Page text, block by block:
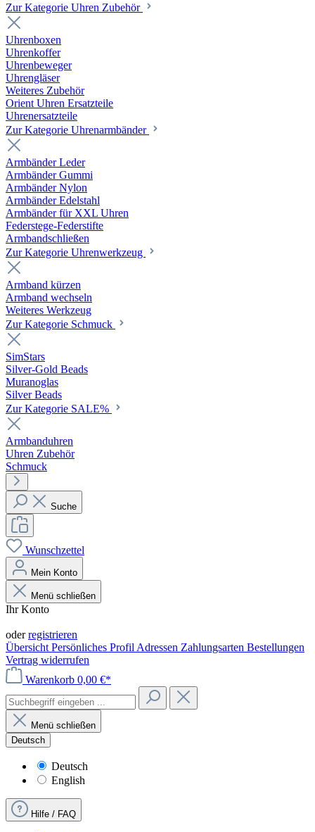
Zur Kategorie Uhren Zubehör
Uhrenboxen
Uhrenkoffer
Uhrenbeweger
Uhrengläser
Weiteres Zubehör
Orient Uhren Ersatzteile
Uhrenersatzteile
Zur Kategorie Uhrenarmbänder
Armbänder Leder
Armbänder Gummi
Armbänder Nylon
Armbänder Edelstahl
Armbänder für XXL Uhren
Federstege-Federstifte
Armbandschließen
Zur Kategorie Uhrenwerkzeug
Armband kürzen
Armband wechseln
Weiteres Werkzeug
Zur Kategorie Schmuck
SimStars
Silver-Gold Beads
Muranoglas
Silver Beads
Zur Kategorie SALE%
Armbanduhren
Uhren Zubehör
Schmuck
Suche
Wunschzettel
Mein Konto
Menü schließen
Ihr Konto
oderregistrieren
Übersicht Persönliches Profil Adressen Zahlungsarten Bestellungen
Vertrag widerrufen
Warenkorb 0,00 €*
Menü schließen
Deutsch
Deutsch
English
Hilfe / FAQ